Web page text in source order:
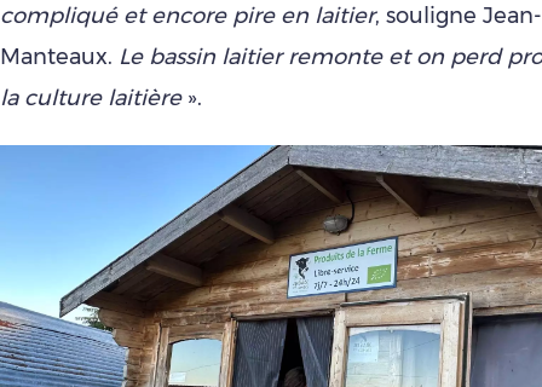
compliqué et encore pire en laitier, souligne
Manteaux. Le bassin laitier remonte et on perd
la culture laitière».